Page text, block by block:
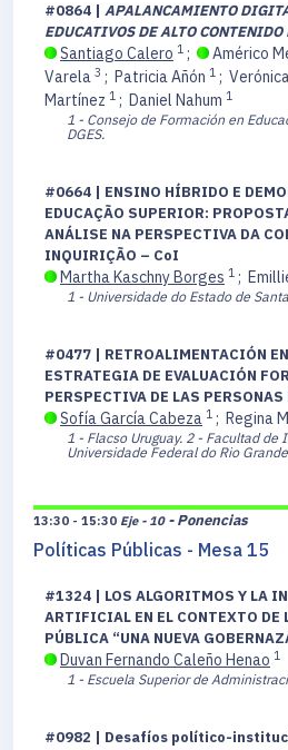
#0864 | APALANCAMIENTO
EDUCATIVOS DE ALTO
Santiago Calero 1 ; Américo
Varela 3 ; Patricia Añón 1 ;
Martínez 1 ; Daniel Nahum 1
1 - Consejo de Formación en
DGES.
#0664 | ENSINO HÍBRIDO E
EDUCAÇÃO SUPERIOR:
ANÁLISE NA PERSPECTIVA DA
INQUIRIÇÃO – CoI
Martha Kaschny Borges 1 ;
1 - Universidade do Estado de
#0477 | RETROALIMENTACIÓN
ESTRATEGIA DE EVALUACIÓN
PERSPECTIVA DE LAS
Sofía García Cabeza 1 ; Regina
1 - Flacso Uruguay. 2 - Facultad de
Universidade Federal do Rio
13:30 - 15:30 Eje - 10 - Ponencias
Políticas Públicas - Mesa 15
#1324 | LOS ALGORITMOS Y LA
ARTIFICIAL EN EL CONTEXTO DE
PÚBLICA “UNA NUEVA
Duvan Fernando Caleño Henao 1
1 - Escuela Superior de
#0982 | Desafíos político-